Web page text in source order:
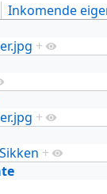
Inkomende
+
+
+